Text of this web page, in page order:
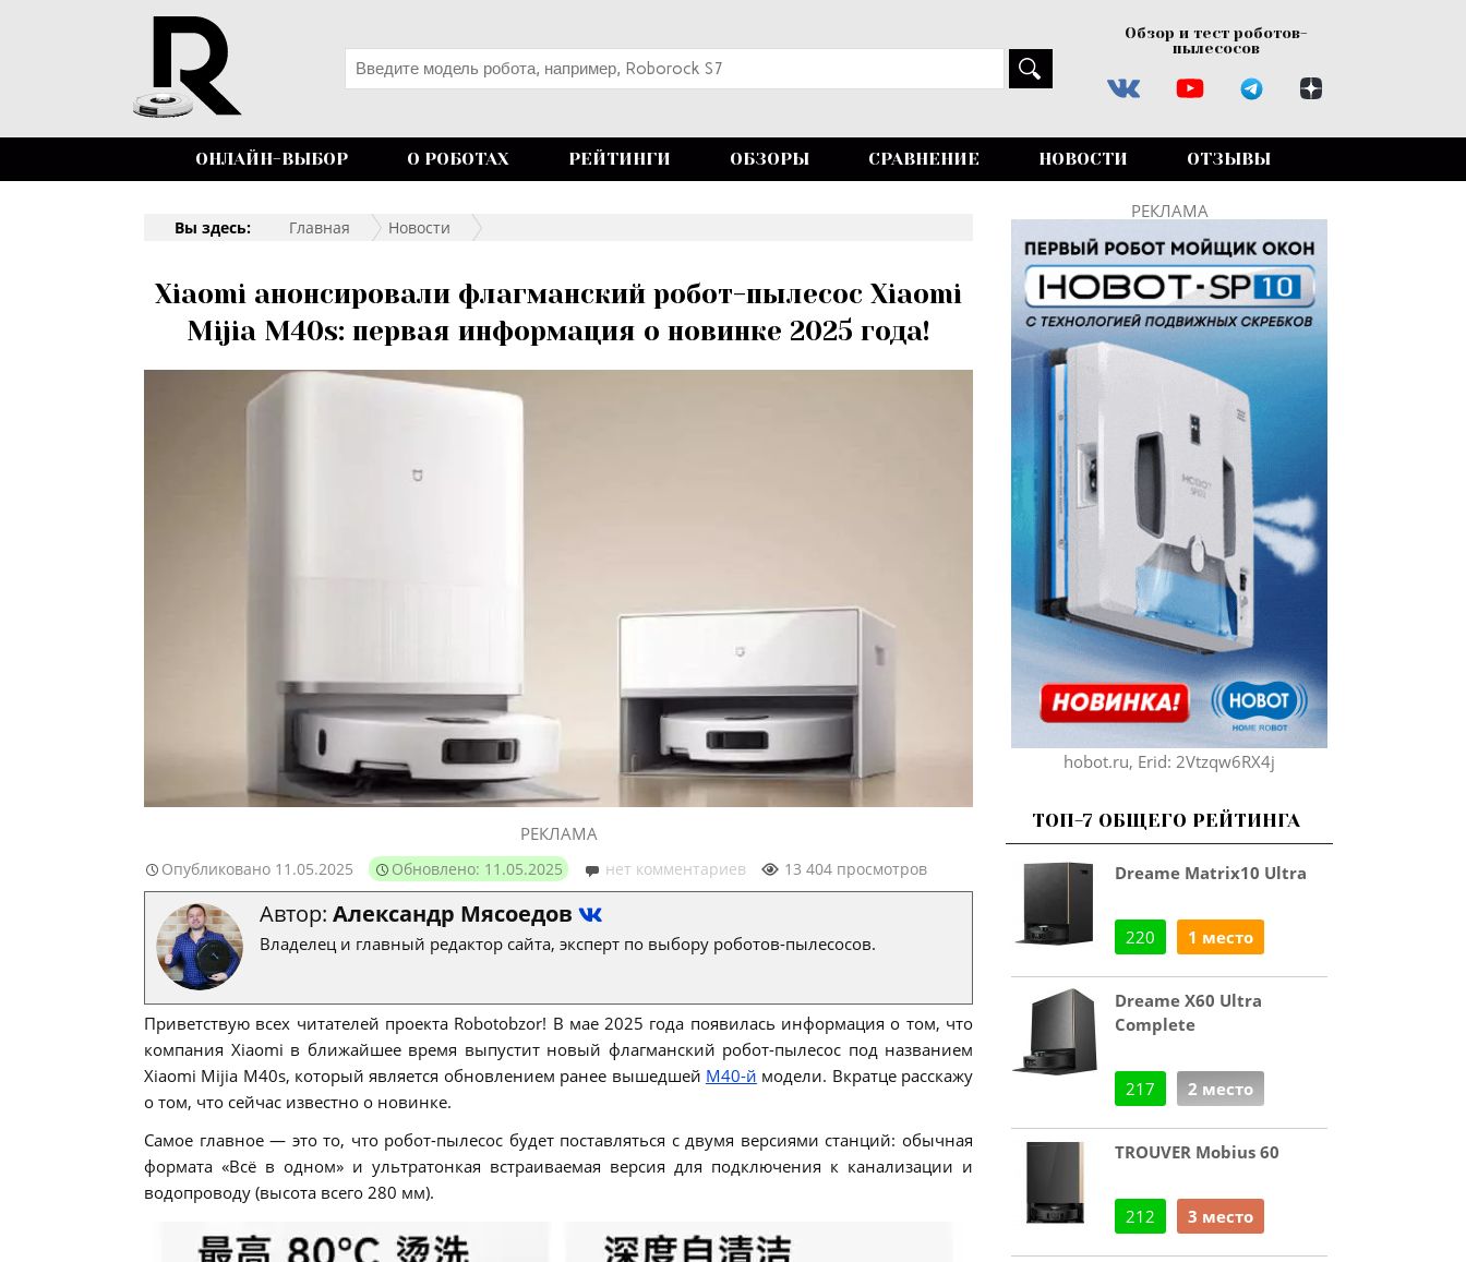
Обзор и тест роботов-
пылесосов
ОНЛАЙН-ВЫБОР О РОБОТАХ РЕЙТИНГИ ОБЗОРЫ СРАВНЕНИЕ НОВОСТИ ОТЗЫВЫ
Вы здесь: Главная Новости
Xiaomi анонсировали флагманский робот-пылесос Xiaomi
Mijia M40s: первая информация о новинке 2025 года!
РЕКЛАМА
Опубликовано 11.05.2025 Обновлено: 11.05.2025 нет комментариев 13 404 просмотров
Автор: Александр Мясоедов
Владелец и главный редактор сайта, эксперт по выбору роботов-пылесосов.
Приветствую всех читателей проекта Robotobzor! В мае 2025 года появилась информация о том, что
компания Xiaomi в ближайшее время выпустит новый флагманский робот-пылесос под названием
Xiaomi Mijia M40s, который является обновлением ранее вышедшей M40-й модели. Вкратце расскажу
о том, что сейчас известно о новинке.
Самое главное — это то, что робот-пылесос будет поставляться с двумя версиями станций: обычная
формата «Всё в одном» и ультратонкая встраиваемая версия для подключения к канализации и
водопроводу (высота всего 280 мм).
РЕКЛАМА
hobot.ru, Erid: 2Vtzqw6RX4j
ТОП-7 ОБЩЕГО РЕЙТИНГА
Dreame Matrix10 Ultra
220 1 место
Dreame X60 Ultra
Complete
217 2 место
TROUVER Mobius 60
212 3 место